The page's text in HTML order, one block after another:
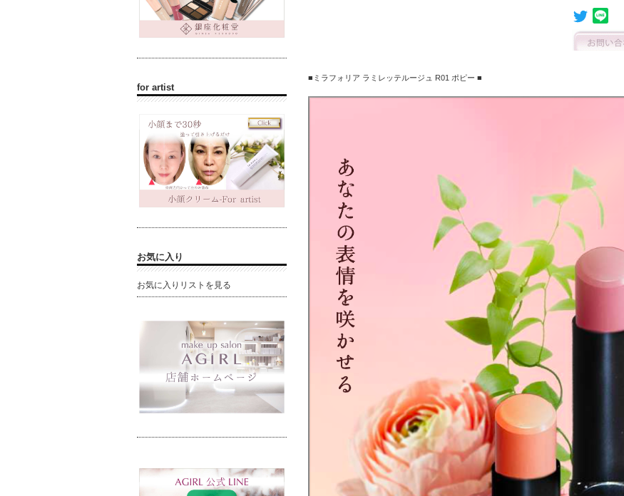
■ミラフォリア ラミレッテルージュ R01 ポピー ■
for artist
お気に入り
お気に入りリストを見る